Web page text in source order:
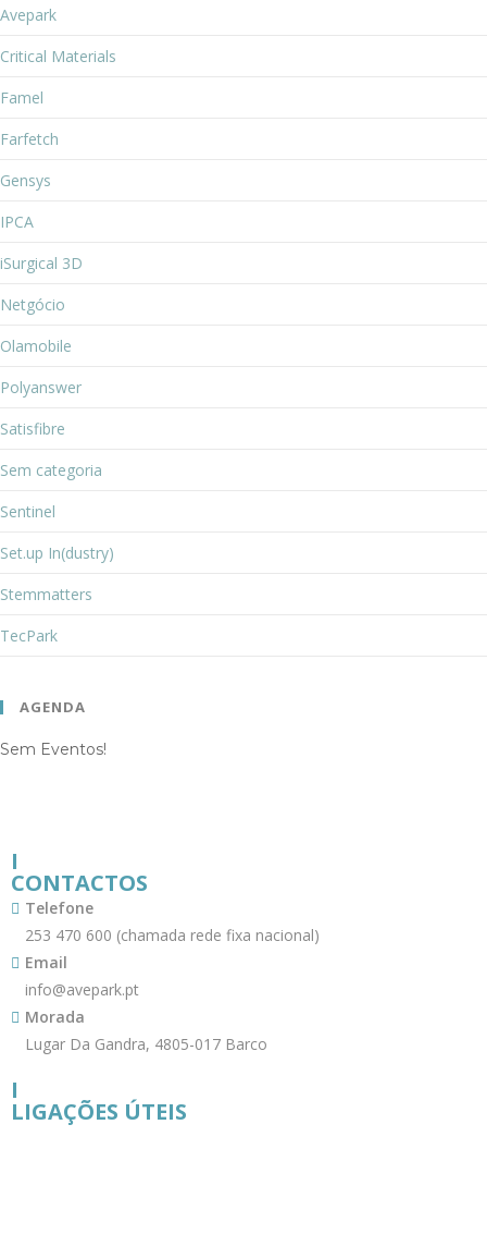
Avepark
Critical Materials
Famel
Farfetch
Gensys
IPCA
iSurgical 3D
Netgócio
Olamobile
Polyanswer
Satisfibre
Sem categoria
Sentinel
Set.up In(dustry)
Stemmatters
TecPark
AGENDA
Sem Eventos!
I
CONTACTOS
Telefone
253 470 600 (chamada rede fixa nacional)
Email
info@avepark.pt
Morada
Lugar Da Gandra, 4805-017 Barco
I
LIGAÇÕES ÚTEIS